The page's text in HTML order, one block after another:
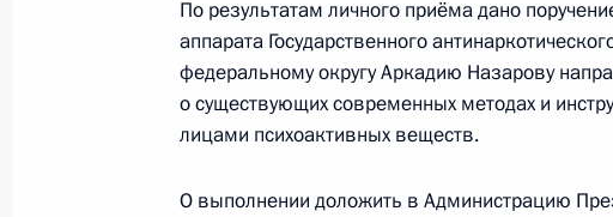
29 октября 2014 года, среда
29 октября 2014 года по поручению
заместитель руководителя аппарата
комитета – начальник Управления по
граждан в Москве личный приём граждан
По результатам личного приёма дано
аппарата Государственного
федеральному округу Аркадию Назарову
о существующих современных методах и
лицами психоактивных веществ.
О выполнении доложить в Администрацию